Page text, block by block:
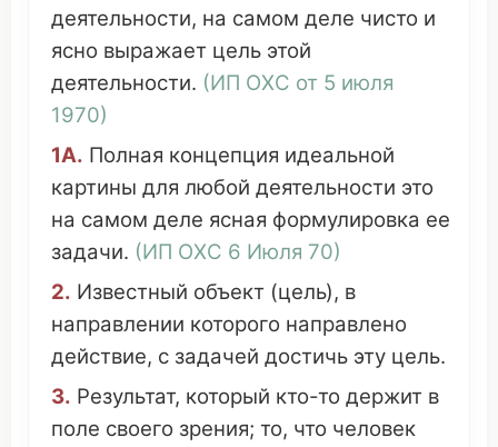
деятельности, на самом деле чисто и
ясно выражает цель этой
деятельности. (ИП ОХС от 5 июля
1970)
1А. Полная концепция идеальной
картины для любой деятельности это
на самом деле ясная формулировка ее
задачи. (ИП ОХС 6 Июля 70)
2. Известный объект (цель), в
направлении которого направлено
действие, с задачей достичь эту цель.
3. Результат, который кто-то держит в
поле своего зрения; то, что человек